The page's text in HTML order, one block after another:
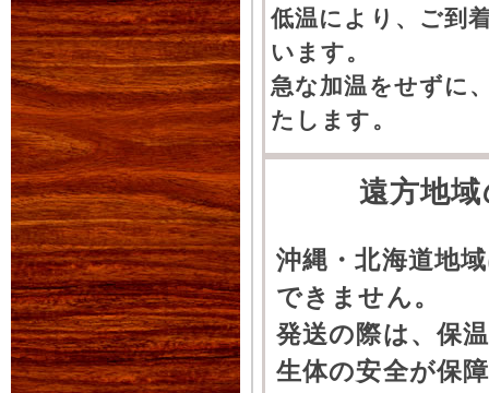
低温により、ご到
います。
急な加温をせずに
たします。
遠方地
沖縄・北海道地
できません。
発送の際は、保
生体の安全が保